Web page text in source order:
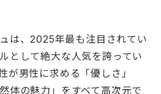
は、2025年最も注目されてい
として絶大な人気を誇ってい
が男性に求める「優しさ」
体の魅力」をすべて高次元で